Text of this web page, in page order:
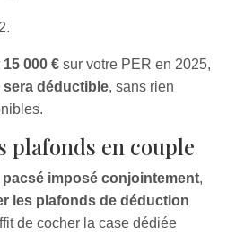
15 000 € sur votre PER en 2025,
sera déductible, sans rien
plafonds en couple
imposé conjointement,
les plafonds de déduction
de cocher la case dédiée